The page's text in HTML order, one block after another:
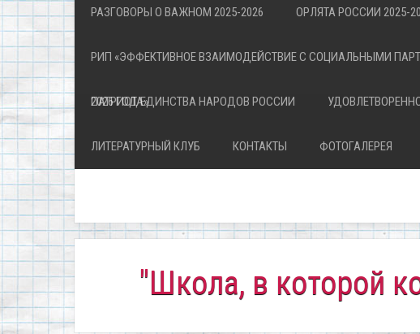
РАЗГОВОРЫ О ВАЖНОМ 2025-2026 ОРЛЯТА РОССИИ 2025-
РИП «ЭФФЕКТИВНОЕ ВЗАИМОДЕЙСТВИЕ С СОЦИАЛЬНЫМИ
ПАТРИОТА»
2026 ГОД ЕДИНСТВА НАРОДОВ РОССИИ
ЛИТЕРАТУРНЫЙ КЛУБ КОНТАКТЫ ФОТОГАЛЕРЕЯ
"Школа, в которой